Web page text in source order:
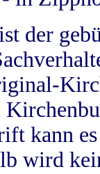
der
kann
wird